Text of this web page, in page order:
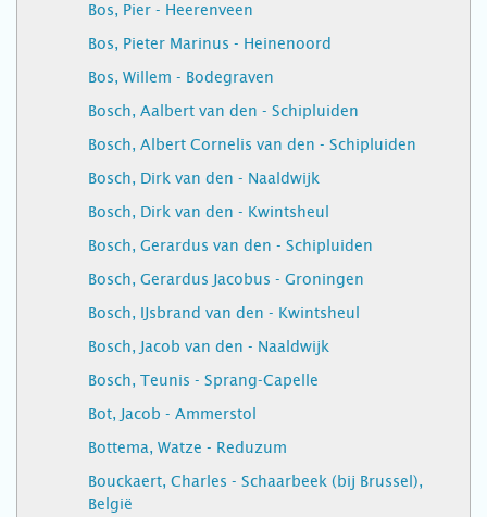
Bos, Pier - Heerenveen
Bos, Pieter Marinus - Heinenoord
Bos, Willem - Bodegraven
Bosch, Aalbert van den - Schipluiden
Bosch, Albert Cornelis van den - Schipluiden
Bosch, Dirk van den - Naaldwijk
Bosch, Dirk van den - Kwintsheul
Bosch, Gerardus van den - Schipluiden
Bosch, Gerardus Jacobus - Groningen
Bosch, IJsbrand van den - Kwintsheul
Bosch, Jacob van den - Naaldwijk
Bosch, Teunis - Sprang-Capelle
Bot, Jacob - Ammerstol
Bottema, Watze - Reduzum
Bouckaert, Charles - Schaarbeek (bij Brussel),
België